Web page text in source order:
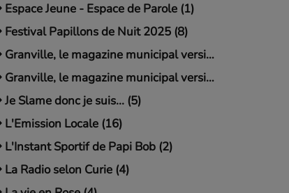
Espace Jeune - Espace de Parole (1)
Festival Papillons de Nuit 2025 (8)
Granville, le magazine municipal version chapitrée (6)
Granville, le magazine municipal version intégrale (1)
Je Slame donc je suis... (5)
L'Emission Locale (16)
L'Instant Sportif de Papi Bob (2)
La Radio selon Curie (4)